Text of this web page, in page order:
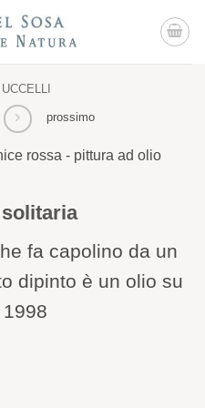
UCCELLI
prossimo
fa capolino da un
dipinto è un olio su